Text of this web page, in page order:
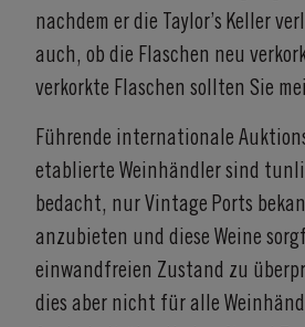
nachdem er die Taylor’s Keller
auch, ob die Flaschen neu
verkorkte Flaschen sollten Sie
Führende internationale
etablierte Weinhändler sind
bedacht, nur Vintage Ports
anzubieten und diese Weine
einwandfreien Zustand zu
dies aber nicht für alle